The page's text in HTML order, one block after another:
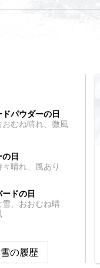
パウダーの日
おむね晴れ、微風
日
晴れ、風あり
ドの日
、おおむね晴
の履歴